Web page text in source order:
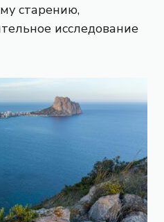
старению,
исследование